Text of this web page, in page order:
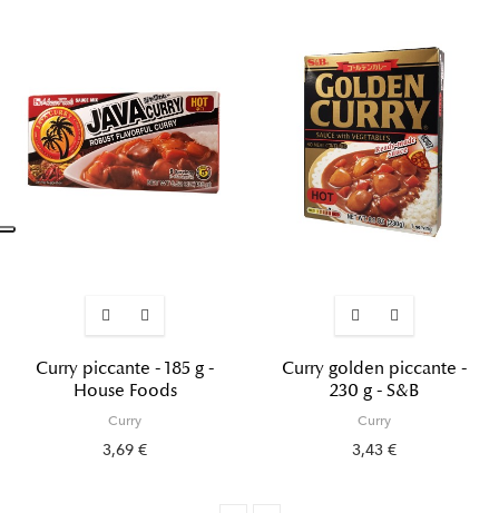
Curry piccante - 185 g -
House Foods
Curry
3,69 €
Curry golden piccante -
230 g - S&B
Curry
3,43 €